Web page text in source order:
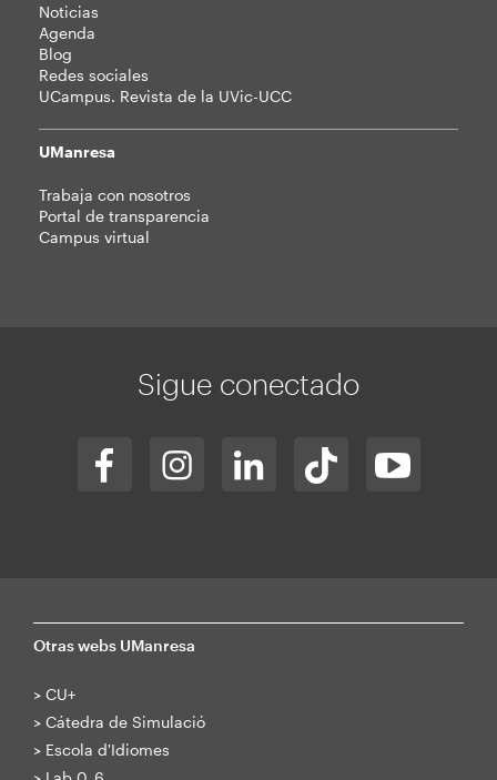
Noticias
Agenda
Blog
Redes sociales
UCampus. Revista de la UVic-UCC
UManresa
Trabaja con nosotros
Portal de transparencia
Campus virtual
Sigue conectado
Otras webs UManresa
> CU+
> Cátedra de Simulació
> Escola d'Idiomes